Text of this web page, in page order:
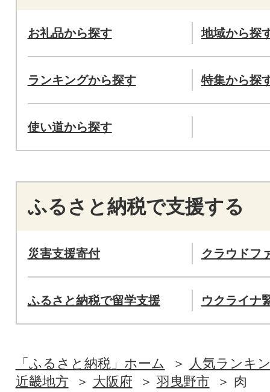
お礼品から探す 地域から探
ランキングから探す 特集から探
使い道から探す
ふるさと納税で支援する
災害支援寄付 クラウドフ
ふるさと納税で留学支援 ウクライナ
「ふるさと納税」ホーム
人気ランキ
近畿地方
大阪府 羽曳野市 肉